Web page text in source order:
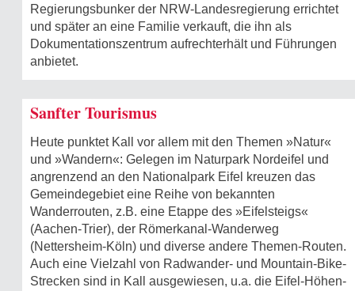
Regierungsbunker der NRW-Landesregierung errichtet
und später an eine Familie verkauft, die ihn als
Dokumentationszentrum aufrechterhält und Führungen
anbietet.
Sanfter Tourismus
Heute punktet Kall vor allem mit den Themen »Natur«
und »Wandern«: Gelegen im Naturpark Nordeifel und
angrenzend an den Nationalpark Eifel kreuzen das
Gemeindegebiet eine Reihe von bekannten
Wanderrouten, z.B. eine Etappe des »Eifelsteigs«
(Aachen-Trier), der Römerkanal-Wanderweg
(Nettersheim-Köln) und diverse andere Themen-Routen.
Auch eine Vielzahl von Radwander- und Mountain-Bike-
Strecken sind in Kall ausgewiesen, u.a. die Eifel-Höhen-